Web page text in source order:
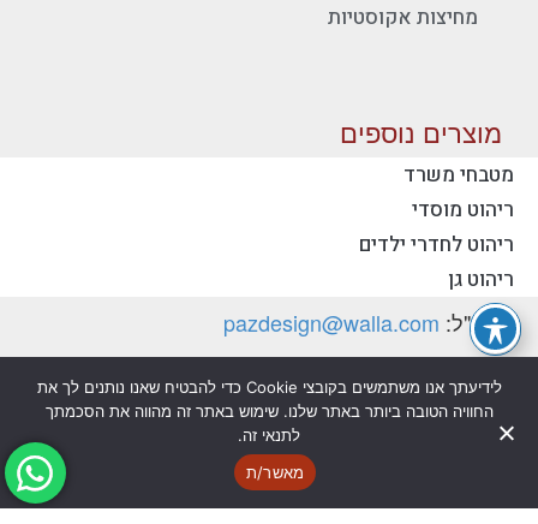
מחיצות אקוסטיות
מוצרים נוספים
מטבחי משרד
ריהוט מוסדי
ריהוט לחדרי ילדים
ריהוט גן
יצירת קשר - פז ריהוט משרדי
טלפון:
דוא"ל: pazdesign@walla.com
כתובת: יצחק רבין 35, קרית אונו 55510 (למשלוח
דואר בלבד)
@ כל הזכויות שמורות לפז ריהוט משרדי בע"מ
לידיעתך אנו משתמשים בקובצי Cookie כדי להבטיח שאנו נותנים לך את
החוויה הטובה ביותר באתר שלנו. שימוש באתר זה מהווה את הסכמתך
לתנאי זה.
מאשר/ת